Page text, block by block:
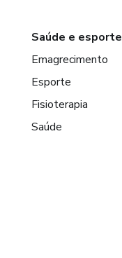
Saúde e esporte
Emagrecimento
Esporte
Fisioterapia
Saúde